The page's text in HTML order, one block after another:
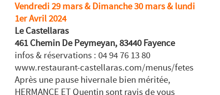
Vendredi 29 mars & Dimanche 30 mars & lundi
1er Avril 2024
Le Castellaras
461 Chemin De Peymeyan, 83440 Fayence
infos & réservations : 04 94 76 13 80
www.restaurant-castellaras.com/menus/fetes
Après une pause hivernale bien méritée,
HERMANCE ET Quentin sont ravis de vous